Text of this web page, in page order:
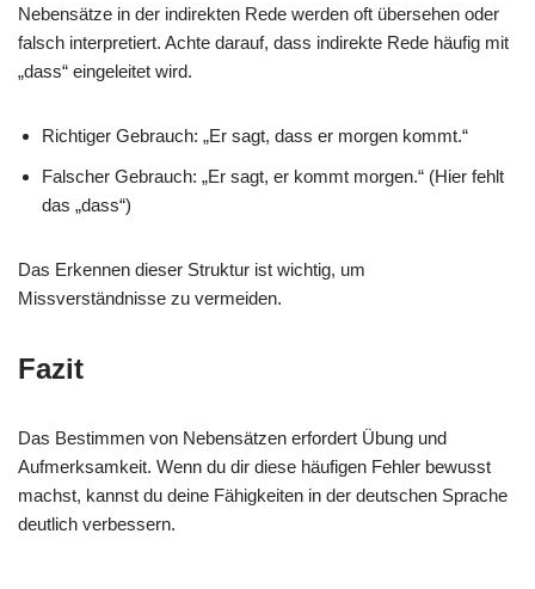
Nebensätze in der indirekten Rede werden oft übersehen oder
falsch interpretiert. Achte darauf, dass indirekte Rede häufig mit
„dass“ eingeleitet wird.
Richtiger Gebrauch: „Er sagt, dass er morgen kommt.“
Falscher Gebrauch: „Er sagt, er kommt morgen.“ (Hier fehlt
das „dass“)
Das Erkennen dieser Struktur ist wichtig, um
Missverständnisse zu vermeiden.
Fazit
Das Bestimmen von Nebensätzen erfordert Übung und
Aufmerksamkeit. Wenn du dir diese häufigen Fehler bewusst
machst, kannst du deine Fähigkeiten in der deutschen Sprache
deutlich verbessern.